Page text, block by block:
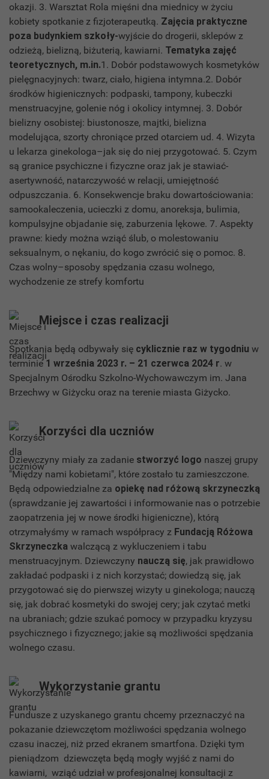
okazji. 3. Warsztat Rola mięśni dna miednicy w życiu
kobiety spotkanie z fizjoterapeutką. Zajęcia praktyczne
poza budynkiem szkoły-wyjście do drogerii, sklepów z
odzieżą, bielizną, biżuterią, kawiarni. Tematyka zajęć
teoretycznych, m.in.1. Dobór podstawowych kosmetyków
pielęgnacyjnych: twarz, ciało, higiena intymna.2. Dobór
środków higienicznych: podpaski, tampony, kubeczki
menstruacyjne, golenie nóg i okolicy intymnej. 3. Dobór
bielizny osobistej: biustonosze, majtki, bielizna
modelująca, szorty chroniące przed otarciem ud. 4. Wizyta
u lekarza ginekologa–jak się do niej przygotować. 5. Czym
są granice psychiczne i fizyczne oraz jak je stawiać-
asertywność, natarczywość w relacji, umiejętność
odpuszczania. 6. Konsekwencje braku dowartościowania:
samookaleczenia, ucieczki z domu, anoreksja, bulimia,
kompulsyjne objadanie się, zaburzenia lękowe. 7. Aspekty
prawne: kiedy można wziąć ślub, o molestowaniu
seksualnym, o nękaniu, do kogo zwrócić się o pomoc. 8.
Czas wolny–sposoby spędzania czasu wolnego,
wychodzenie ze strefy komfortu
Miejsce i czas realizacji
Spotkania będą odbywały się cyklicznie raz w tygodniu w
terminie 1 września 2023 r. – 21 czerwca 2024 r. w
Specjalnym Ośrodku Szkolno-Wychowawczym im. Jana
Brzechwy w Giżycku oraz na terenie miasta Giżycko.
Korzyści dla uczniów
Dziewczyny miały za zadanie stworzyć logo naszej grupy
"Między nami kobietami", które zostało tu zamieszczone.
Będą odpowiedzialne za opiekę nad różową skrzyneczką
(sprawdzanie jej zawartości i informowanie nas o potrzebie
zaopatrzenia jej w nowe środki higieniczne), którą
otrzymałyśmy w ramach współpracy z Fundacją Różowa
Skrzyneczka walczącą z wykluczeniem i tabu
menstruacyjnym. Dziewczyny nauczą się, jak prawidłowo
zakładać podpaski i z nich korzystać; dowiedzą się, jak
przygotować się do pierwszej wizyty u ginekologa; nauczą
się, jak dobrać kosmetyki do swojej cery; jak czytać metki
na ubraniach; gdzie szukać pomocy w przypadku kryzysu
psychicznego i fizycznego; jakie są możliwości spędzania
wolnego czasu.
Wykorzystanie grantu
Fundusze z uzyskanego grantu chcemy przeznaczyć na
pokazanie dziewczętom możliwości spędzania wolnego
czasu inaczej, niż przed ekranem smartfona. Dzięki tym
pieniądzom dziewczęta będą mogły wyjść z nami do
kawiarni, wziąć udział w profesjonalnej konsultacji z